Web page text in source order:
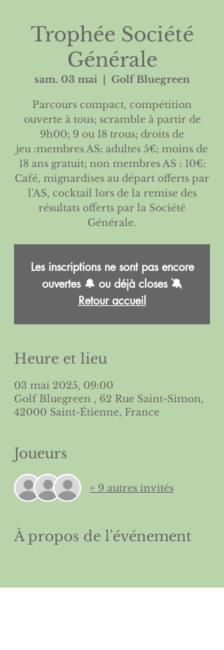
Trophée Société
Générale
sam. 03 mai
Golf Bluegreen
Parcours compact, compétition
ouverte à tous; scramble à partir de
9h00; 9 ou 18 trous; droits de
jeu :membres AS: adultes 5€; moins de
18 ans gratuit; non membres AS : 10€:
Café, mignardises au départ offerts par
l'AS, cocktail lors de la remise des
résultats offerts par la Société
Générale.
Les inscriptions ne sont pas encore
ouvertes 🔔 ou déjà closes 🔕
Retour accueil
Heure et lieu
03 mai 2025, 09:00
Golf Bluegreen , 62 Rue Saint-Simon,
42000 Saint-Étienne, France
Joueurs
+ 9 autres invités
À propos de l'événement